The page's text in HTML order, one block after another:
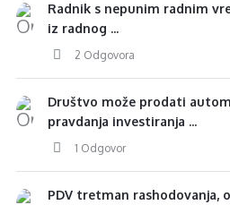
Radnik s nepunim radnim
iz radnog ...
2 Odgovora
Društvo može prodati
pravdanja investiranja ...
1 Odgovor
PDV tretman rashodovanja,